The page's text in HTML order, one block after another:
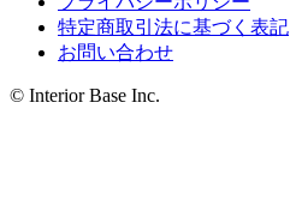
特定商取引法に基づく表記
お問い合わせ
© Interior Base Inc.